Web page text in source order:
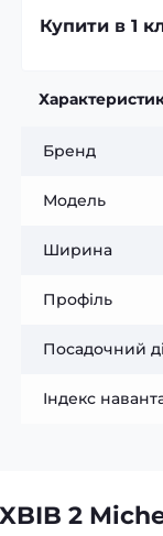
Купити в 1
Бренд
Модель
Ширина
Профіль
Посадочний
Індекс
2